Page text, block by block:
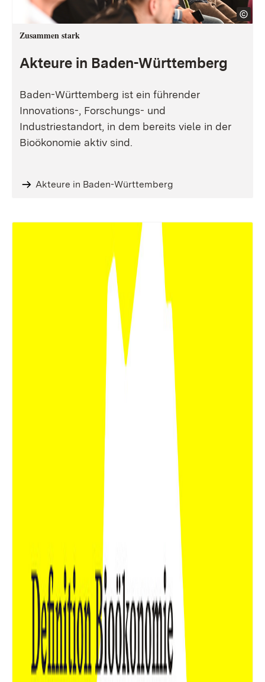
Zusammen stark
Akteure in Baden-Württemberg
Baden-Württemberg ist ein führender
Innovations-, Forschungs- und
Industriestandort, in dem bereits viele in der
Bioökonomie aktiv sind.
Akteure in Baden-Württemberg